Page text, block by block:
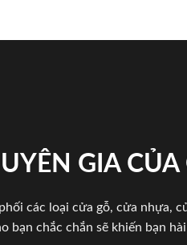
GIA
các loại cửa gỗ, cửa nhựa,
bạn chắc chắn sẽ khiến bạn